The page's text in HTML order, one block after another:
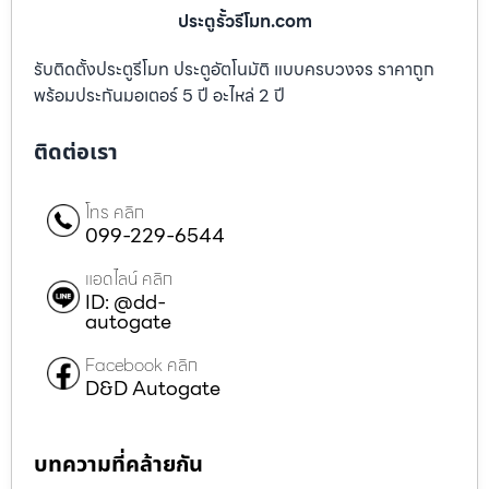
ประตูรั้วรีโมท.com
รับติดตั้งประตูรีโมท ประตูอัตโนมัติ แบบครบวงจร ราคาถูก
พร้อมประกันมอเตอร์ 5 ปี อะไหล่ 2 ปี
ติดต่อเรา
โทร คลิก
099-229-6544
แอดไลน์ คลิก
ID: @dd-
autogate
Facebook คลิก
D&D Autogate
บทความที่คล้ายกัน